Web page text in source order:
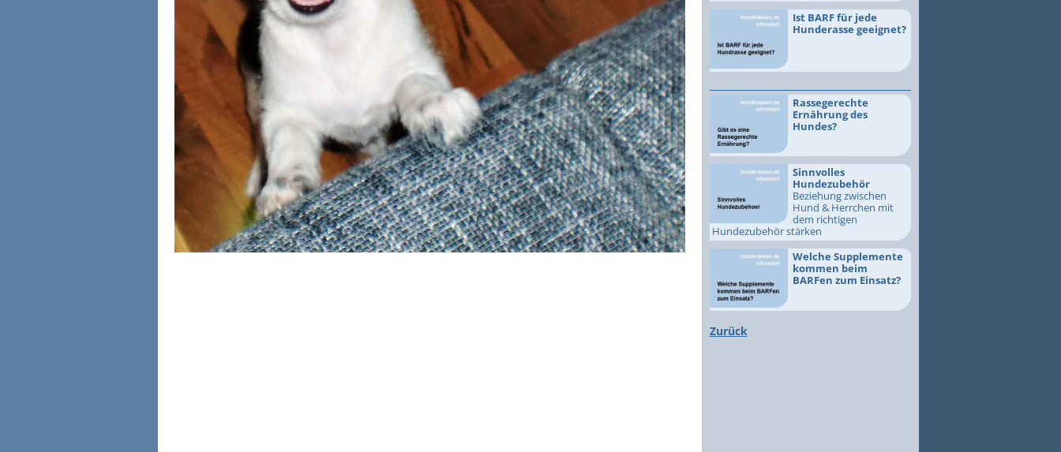
Ist BARF für jede
Hunderasse geeignet?
Rassegerechte
Ernährung des
Hundes?
Sinnvolles
Hundezubehör
Beziehung zwischen
Hund & Herrchen mit
dem richtigen
Hundezubehör stärken
Welche Supplemente
kommen beim
BARFen zum Einsatz?
Zurück